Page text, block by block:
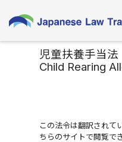
児童扶養手当法
Child Rearing
この法令は翻訳されて
ちらのサイトで閲覧で